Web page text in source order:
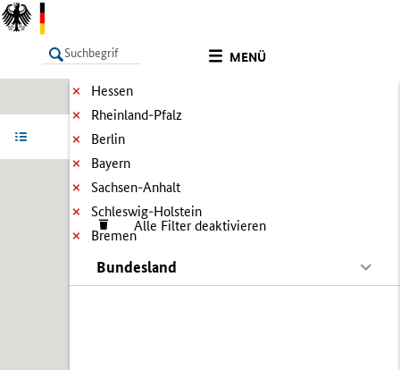
MENÜ
LISTE
Hessen
Rheinland-Pfalz
Berlin
Bayern
Sachsen-Anhalt
Schleswig-Holstein
Bremen
Alle Filter deaktivieren
Bundesland